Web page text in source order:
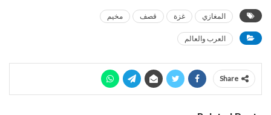
المغازي غزة قصف مخيم
العرب والعالم
Share